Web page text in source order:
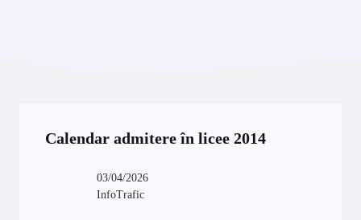
Calendar admitere în licee 2014
03/04/2026
InfoTrafic